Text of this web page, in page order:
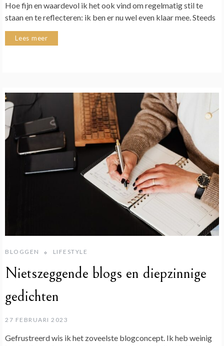
Hoe fijn en waardevol ik het ook vind om regelmatig stil te
staan en te reflecteren: ik ben er nu wel even klaar mee. Steeds
Lees meer
BLOGGEN LIFESTYLE
Nietszeggende blogs en diepzinnige
gedichten
27 FEBRUARI 2023
Gefrustreerd wis ik het zoveelste blogconcept. Ik heb weinig